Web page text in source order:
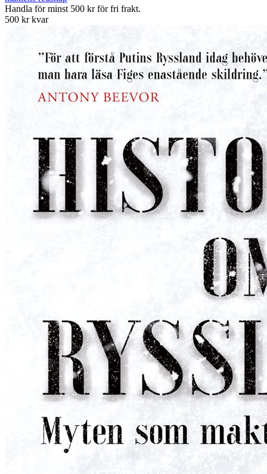
Handla för minst 500 kr för fri frakt.
500 kr kvar